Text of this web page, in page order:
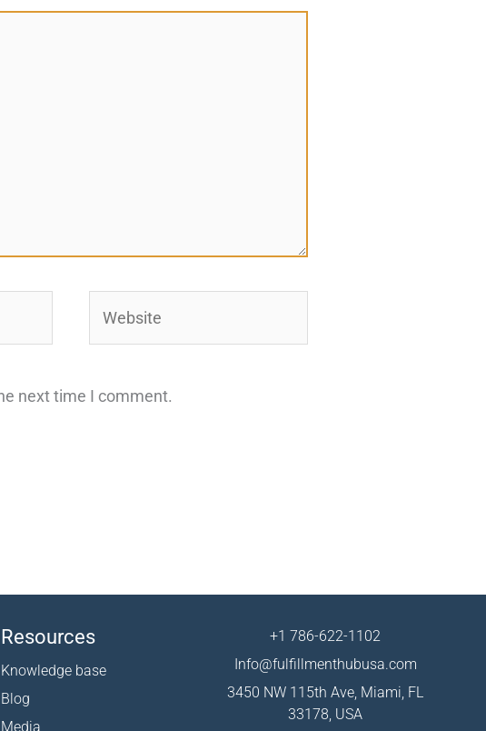
next time I comment.
Resources
Knowledge base
Blog
Media
+1 786-622-1102
Info@fulfillmenthubusa.com
3450 NW 115th Ave, Miami, FL
33178, USA